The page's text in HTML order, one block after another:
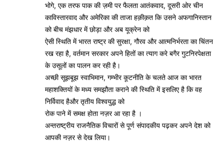
भोगे, एक तरफ पाक की ज़मी पर फैलता आतंकवाद, दूसरी ओर चीन
काविस्तारवाद और अमेरिका की ताजा हक़ीक़त कि उसने अफगानिस्तान
को बीच मंझधार में छोड़ा और अब यूक्रेन को
ऐसी स्थिति में भारत राष्ट्र की सुरक्षा, गौरव और आत्मनिर्भरता का चिंतन
रख रहा है, वर्तमान सरकार अपने हितों का त्याग करे बगैर गुटनिरपेक्षता
के उसूलों का पालन कर रही है।
अच्छी सूझबूझ स्वाभिमान, गम्भीर कूटनीति के चलते आज का भारत
महाशक्तियों के मध्य समझौता कराने की स्थिति में इसलिए है कि वह
निर्विवाद हैऔर तृतीय विश्वयुद्ध को
रोक पाने में समक्ष होता नज़र आ रहा है ।
अन्तराष्ट्रीय राजनैतिक विचारों से पूर्ण संपादकीय पढ़कर अपने देश को
आपकी नज़र से देख लिया।